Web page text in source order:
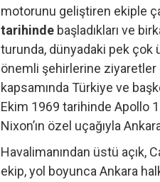
motorunu geliştiren ekiple
tarihinde başladıkları ve
turunda, dünyadaki pek çok
önemli şehirlerine
kapsamında Türkiye ve
Ekim 1969 tarihinde Apollo
Nixon’ın özel uçağıyla
Havalimanından üstü açık,
ekip, yol boyunca Ankara